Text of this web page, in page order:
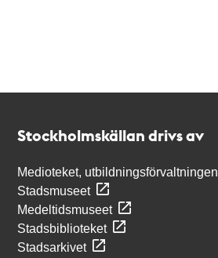
Stockholmskällan drivs av
Medioteket, utbildningsförvaltningen
Stadsmuseet
Medeltidsmuseet
Stadsbiblioteket
Stadsarkivet